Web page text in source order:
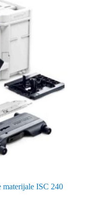
materijale ISC 240